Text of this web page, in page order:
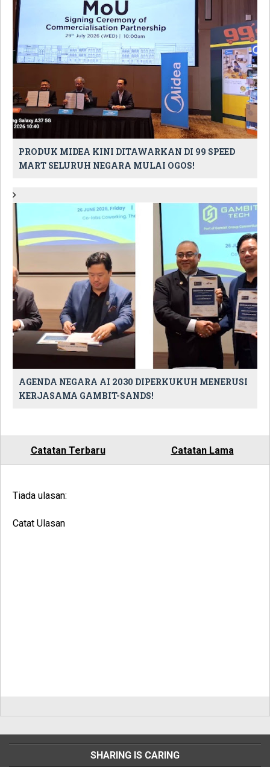
PRODUK MIDEA KINI DITAWARKAN DI 99 SPEED
MART SELURUH NEGARA MULAI OGOS!
AGENDA NEGARA AI 2030 DIPERKUKUH MENERUSI
KERJASAMA GAMBIT-SANDS!
Catatan Terbaru Catatan Lama
Tiada ulasan:
Catat Ulasan
SHARING IS CARING